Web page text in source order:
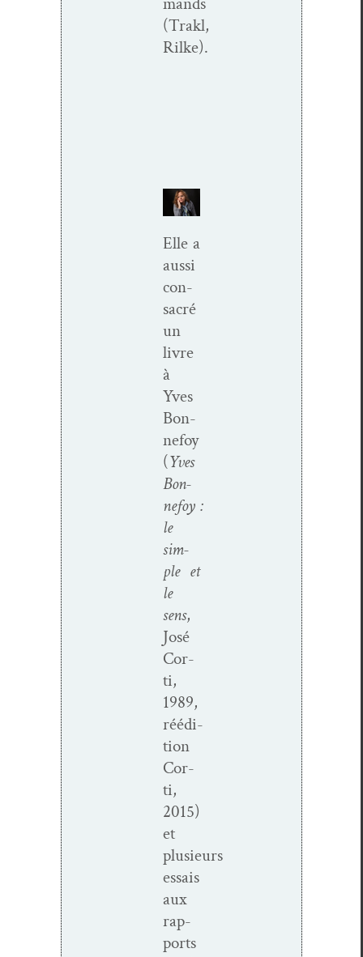
(Trakl,
Rilke).
Elle a
aus­si
con­
sacré
un
livre
à
Yves
Bon­
nefoy
(Yves
Bon­
nefoy :
le
sim­
ple et
le
sens,
José
Cor­
ti,
1989,
réédi­
tion
Cor­
ti,
2015)
et
plusieurs
essais
aux
rap­
ports